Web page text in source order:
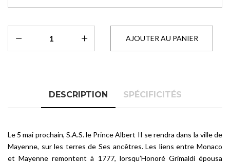
DESCRIPTION SPÉCIFICITÉS
Le 5 mai prochain, S.A.S. le Prince Albert II se rendra dans la ville de
Mayenne, sur les terres de Ses ancêtres. Les liens entre Monaco
et Mayenne remontent à 1777, lorsqu’Honoré Grimaldi épousa